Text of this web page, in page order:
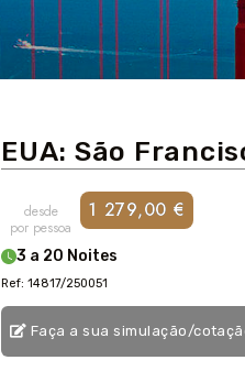
EUA: São
desde
por pessoa
1 279,00 €
3 a 20 Noites
Ref: 14817/250051
Faça a sua simulação/